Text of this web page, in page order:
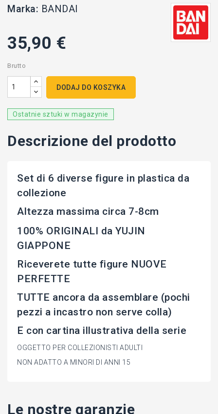
Marka: BANDAI
35,90 €
Brutto
DODAJ DO KOSZYKA
Ostatnie sztuki w magazynie
Descrizione del prodotto
Set di 6 diverse figure in plastica da
collezione
Altezza massima circa 7-8cm
100% ORIGINALI da YUJIN
GIAPPONE
Riceverete tutte figure NUOVE
PERFETTE
TUTTE ancora da assemblare (pochi
pezzi a incastro non serve colla)
E con cartina illustrativa della serie
OGGETTO PER COLLEZIONISTI ADULTI
NON ADATTO A MINORI DI ANNI 15
Le nostre garanzie